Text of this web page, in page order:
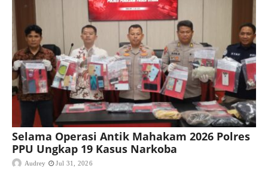
Selama Operasi Antik Mahakam 2026 Polres
PPU Ungkap 19 Kasus Narkoba
Audrey Jul 31, 2026